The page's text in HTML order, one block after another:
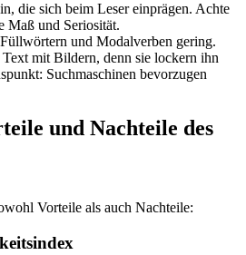
die sich beim Leser einprägen. Achte
Maß und Seriosität.
und Modalverben gering.
mit Bildern, denn sie lockern ihn
Suchmaschinen bevorzugen
und Nachteile des
Vorteile als auch Nachteile: